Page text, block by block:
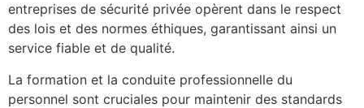
entreprises de sécurité privée opèrent dans le respect
des lois et des normes éthiques, garantissant ainsi un
service fiable et de qualité.
La formation et la conduite professionnelle du
personnel sont cruciales pour maintenir des standards